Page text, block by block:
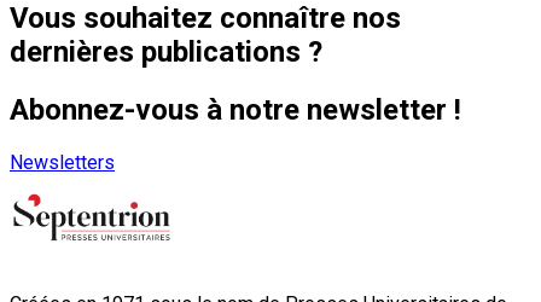
Vous souhaitez connaître nos
dernières publications ?
Abonnez-vous à notre newsletter !
Newsletters